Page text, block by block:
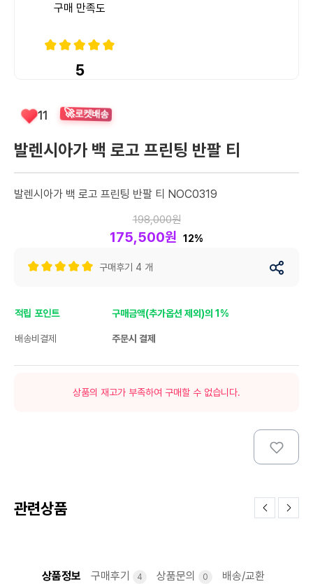
구매 만족도
5
11 🚀로켓배송
발렌시아가 백 로고 프린팅 반팔 티
발렌시아가 백 로고 프린팅 반팔 티 NOC0319
198,000원
175,500원 12%
구매후기 4 개
적립 포인트 구매금액(추가옵션 제외)의 1%
배송비결제 주문시 결제
상품의 재고가 부족하여 구매할 수 없습니다.
관련상품
상품정보 구매후기 4 상품문의 0 배송/교환